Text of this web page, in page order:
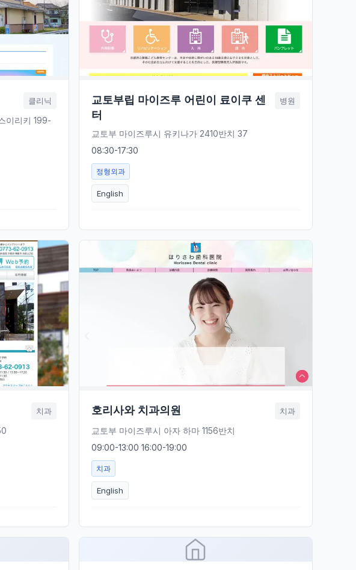
클리닉
이리키 199-
교토부립 마이즈루 어린이 료이쿠 센
터
병원
교토부 마이즈루시 유키나가 2410반치 37
08:30-17:30
정형외과
English
치과 호리사와 치과의원 치과
교토부 마이즈루시 아자 하마 1156반치
09:00-13:00 16:00-19:00
치과
English